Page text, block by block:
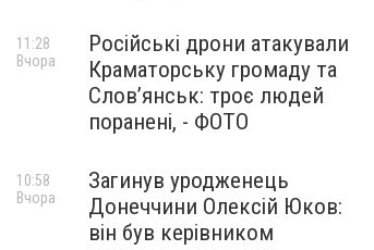
Російські дрони атакували
Краматорську громаду та
Слов’янськ: троє людей
поранені, - ФОТО
11:28
Вчора
Загинув уродженець
Донеччини Олексій Юков:
він був керівником
10:58
Вчора